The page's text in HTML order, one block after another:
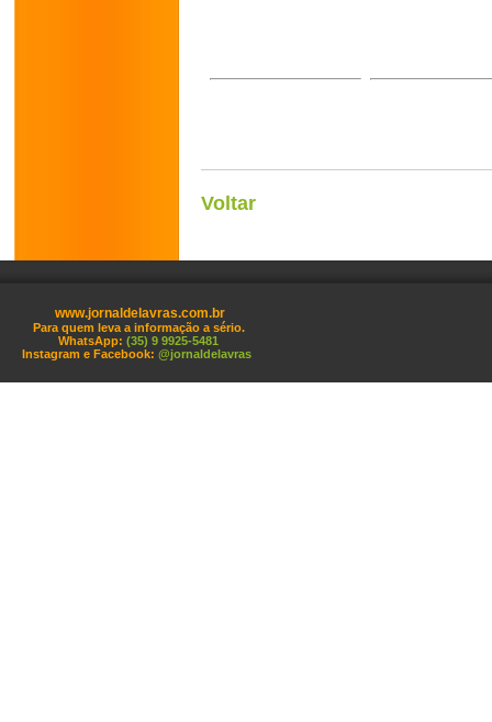
Voltar
www.jornaldelavras.com.br
Para quem leva a informação a sério.
WhatsApp: (35) 9 9925-5481
Instagram e Facebook: @jornaldelavras